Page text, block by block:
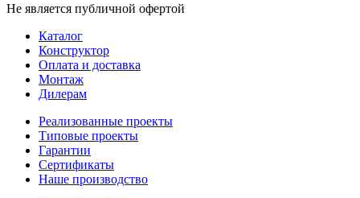
Не является публичной офертой
Каталог
Конструктор
Оплата и доставка
Монтаж
Дилерам
Реализованные проекты
Типовые проекты
Гарантии
Сертификаты
Наше производство